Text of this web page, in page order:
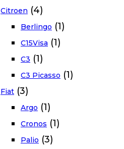
Citroen (4)
Berlingo (1)
C15Visa (1)
C3 (1)
C3 Picasso (1)
Fiat (3)
Argo (1)
Cronos (1)
Palio (3)